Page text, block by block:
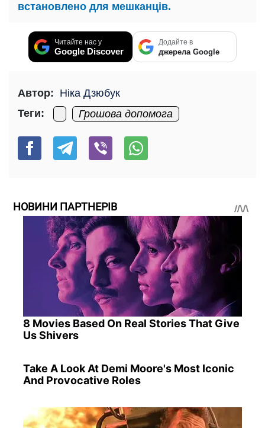
встановлено для мешканців.
Читайте нас у
Google Discover
Додайте в
джерела Google
Автор: Ніка Дзюбук
Теги:
Грошова допомога
НОВИНИ ПАРТНЕРІВ
8 Movies Based On Real Stories That Give
Us Shivers
Take A Look At Demi Moore's Most Iconic
And Provocative Roles